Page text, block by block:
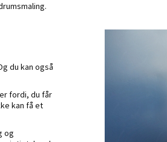
du kan også
fordi, du får
kan få et
og